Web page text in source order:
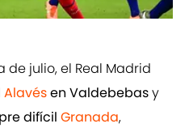
julio, el Real Madrid
Alavésen Valdebebasy
difícil Granada,